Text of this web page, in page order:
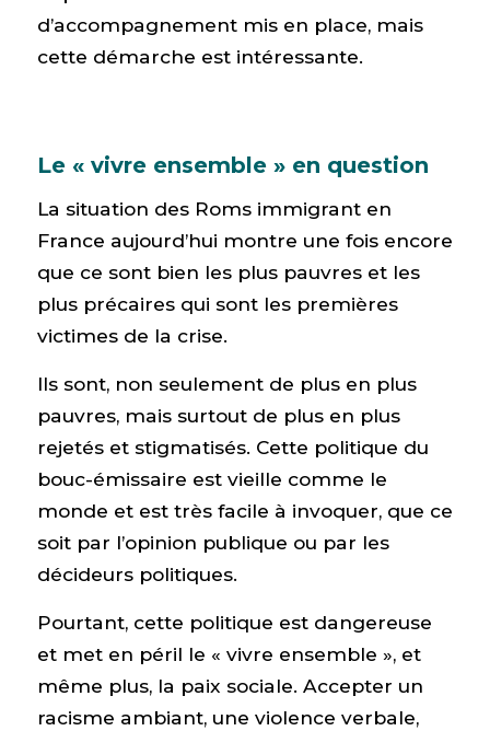
d’accompagnement mis en place, mais
cette démarche est intéressante.
Le « vivre ensemble » en question
La situation des Roms immigrant en
France aujourd’hui montre une fois encore
que ce sont bien les plus pauvres et les
plus précaires qui sont les premières
victimes de la crise.
Ils sont, non seulement de plus en plus
pauvres, mais surtout de plus en plus
rejetés et stigmatisés. Cette politique du
bouc-émissaire est vieille comme le
monde et est très facile à invoquer, que ce
soit par l’opinion publique ou par les
décideurs politiques.
Pourtant, cette politique est dangereuse
et met en péril le « vivre ensemble », et
même plus, la paix sociale. Accepter un
racisme ambiant, une violence verbale,